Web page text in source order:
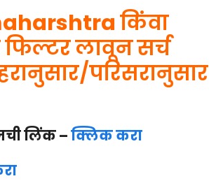
aharshtraकिंवा
लावून सर्च
परिसरानुसार
लिंक –क्लिक करा